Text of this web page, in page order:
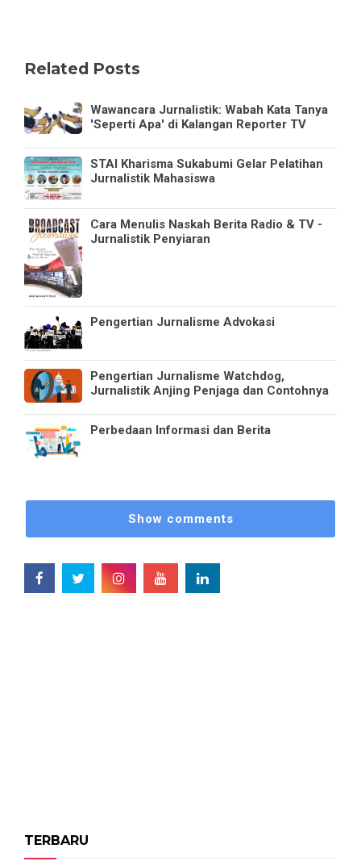
Related Posts
Wawancara Jurnalistik: Wabah Kata Tanya
'Seperti Apa' di Kalangan Reporter TV
STAI Kharisma Sukabumi Gelar Pelatihan
Jurnalistik Mahasiswa
Cara Menulis Naskah Berita Radio & TV -
Jurnalistik Penyiaran
Pengertian Jurnalisme Advokasi
Pengertian Jurnalisme Watchdog,
Jurnalistik Anjing Penjaga dan Contohnya
Perbedaan Informasi dan Berita
Show comments
TERBARU